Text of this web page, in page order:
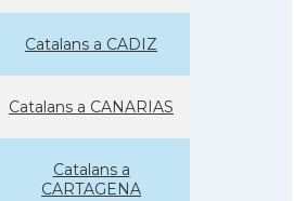
Catalans a CADIZ
Catalans a CANARIAS
Catalans a
CARTAGENA